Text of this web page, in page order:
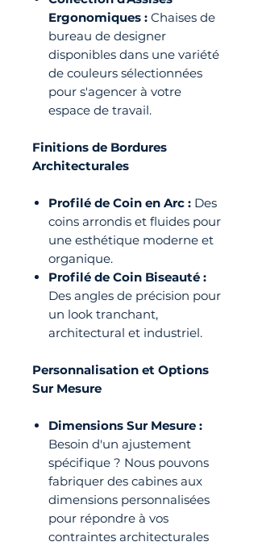
Ergonomiques : Chaises de
bureau de designer
disponibles dans une variété
de couleurs sélectionnées
pour s'agencer à votre
espace de travail.
Finitions de Bordures
Architecturales
Profilé de Coin en Arc : Des
coins arrondis et fluides pour
une esthétique moderne et
organique.
Profilé de Coin Biseauté :
Des angles de précision pour
un look tranchant,
architectural et industriel.
Personnalisation et Options
Sur Mesure
Dimensions Sur Mesure :
Besoin d'un ajustement
spécifique ? Nous pouvons
fabriquer des cabines aux
dimensions personnalisées
pour répondre à vos
contraintes architecturales